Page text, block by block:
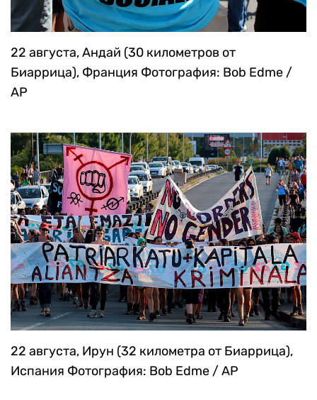
22 августа, Андай (30 километров от
Биаррица), Франция Фотография: Bob Edme /
AP
22 августа, Ирун (32 километра от Биаррица),
Испания Фотография: Bob Edme / AP